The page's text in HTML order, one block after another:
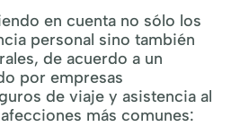
en cuenta no sólo los
personal sino también
de acuerdo a un
por empresas
de viaje y asistencia al
más comunes: